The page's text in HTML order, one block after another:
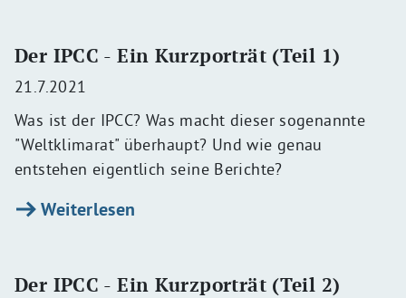
Der IPCC - Ein Kurzporträt (Teil 1)
21.7.2021
Was ist der IPCC? Was macht dieser sogenannte
"Weltklimarat" überhaupt? Und wie genau
entstehen eigentlich seine Berichte?
Weiterlesen
Der IPCC - Ein Kurzporträt (Teil 2)